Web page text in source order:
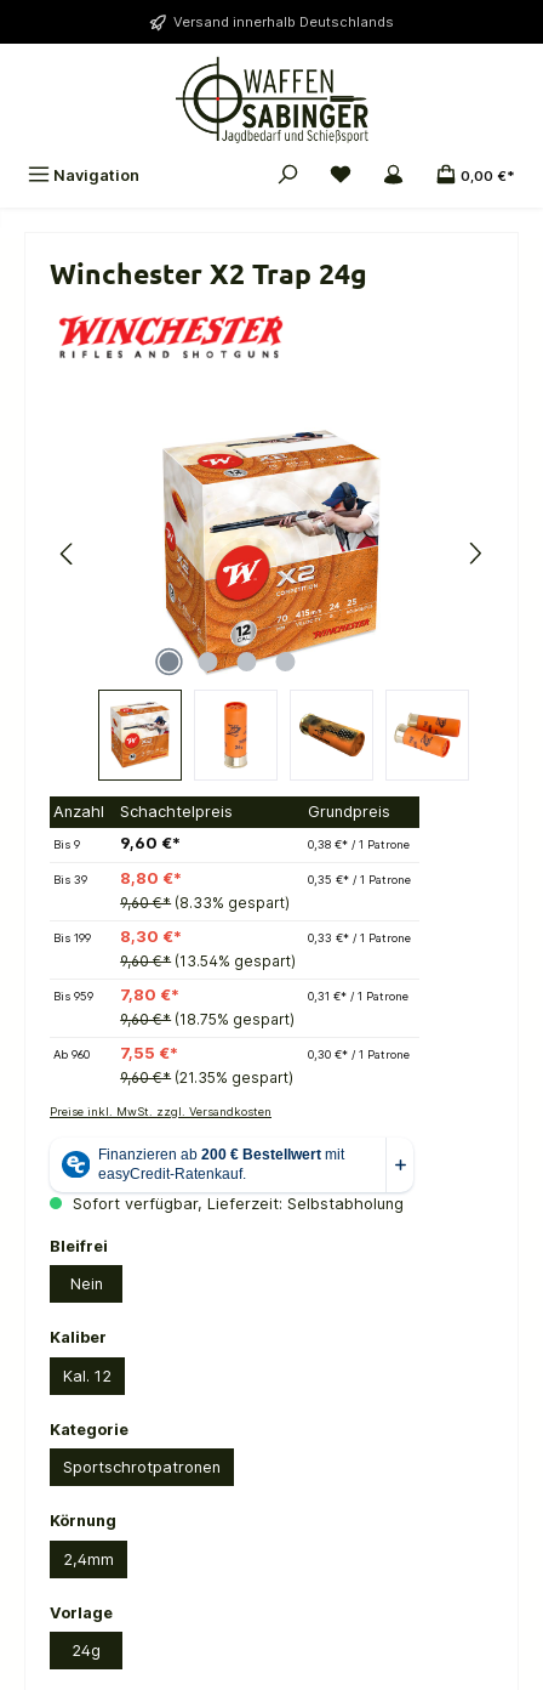
Versand innerhalb Deutschlands
Navigation 0,00 €*
Winchester X2 Trap 24g
Anzahl Schachtelpreis Grundpreis
Bis9 9,60 €* 0,38 €* / 1 Patrone
Bis39
8,80 €*
9,60 €* (8.33% gespart)
0,35 €* / 1 Patrone
Bis199
8,30 €*
9,60 €* (13.54% gespart)
0,33 €* / 1 Patrone
Bis959
7,80 €*
9,60 €* (18.75% gespart)
0,31 €* / 1 Patrone
Ab960
7,55 €*
9,60 €* (21.35% gespart)
0,30 €* / 1 Patrone
Preise inkl. MwSt. zzgl. Versandkosten
Sofort verfügbar, Lieferzeit: Selbstabholung
Bleifrei
Nein
Kaliber
Kal. 12
Kategorieauswählen
Sportschrotpatronen
Körnung
2,4mm
Vorlageauswählen
24g